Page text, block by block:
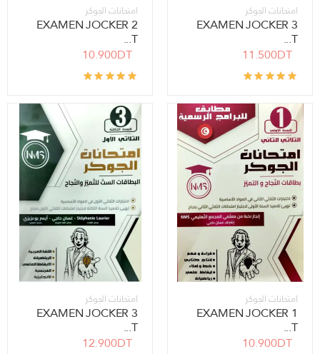
امتحانات الجوكر
EXAMEN JOCKER 3
T...
11.500DT
امتحانات الجوكر
EXAMEN JOCKER 2
T...
10.900DT
امتحانات الجوكر
EXAMEN JOCKER 1
T...
10.900DT
امتحانات الجوكر
EXAMEN JOCKER 3
T...
12.900DT